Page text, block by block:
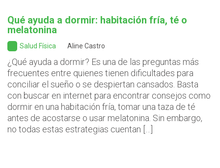
Qué ayuda a dormir: habitación fría, té o
melatonina
Salud Física Aline Castro
¿Qué ayuda a dormir? Es una de las preguntas más
frecuentes entre quienes tienen dificultades para
conciliar el sueño o se despiertan cansados. Basta
con buscar en internet para encontrar consejos como
dormir en una habitación fría, tomar una taza de té
antes de acostarse o usar melatonina. Sin embargo,
no todas estas estrategias cuentan […]